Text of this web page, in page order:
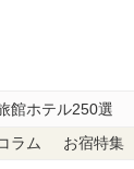
館ホテル250選
ラム お宿特集